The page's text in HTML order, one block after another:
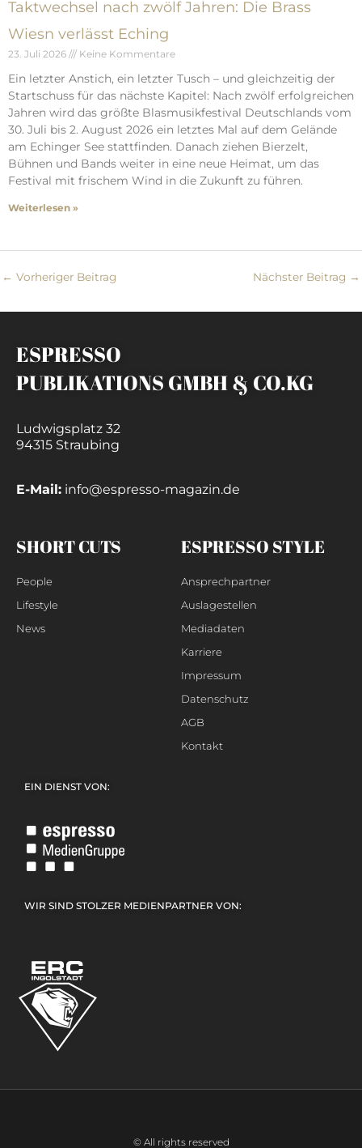
Taktwechsel nach zwölf Jahren: Die Brass
Wiesn verlässt Eching
23. Juli 2026 Keine Kommentare
Ein letzter Anstich, ein letzter Tusch – und gleichzeitig der
Startschuss für das nächste Kapitel: Nach zwölf erfolgreichen
Jahren wird das größte Blasmusikfestival Deutschlands vom
30. Juli bis 2. August 2026 ein letztes Mal auf dem Gelände
am Echinger See stattfinden. Danach ziehen Bierzelt,
Bühnen und Bands weiter in eine neue Heimat, um das
Festival mit frischem Wind in die Zukunft zu führen.
Weiterlesen »
← Vorheriger Beitrag Nächster Beitrag →
ESPRESSO
PUBLIKATIONS GMBH & CO.KG
Ludwigsplatz 32
94315 Straubing
E-Mail: info@espresso-magazin.de
SHORT CUTS
People
Lifestyle
News
ESPRESSO STYLE
Ansprechpartner
Auslagestellen
Mediadaten
Karriere
Impressum
Datenschutz
AGB
Kontakt
EIN DIENST VON:
WIR SIND STOLZER MEDIENPARTNER VON:
© All rights reserved